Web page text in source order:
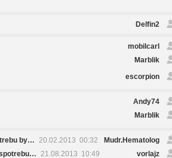
Delfin2
mobilcarl
Marblik
escorpion
Andy74
Marblik
by… 20.02.2013 00:32
Mudr.Hematolog
21.08.2013 10:49 vorlajz